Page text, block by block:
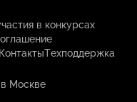
в конкурсах
КонтактыТехподдержка
Москве